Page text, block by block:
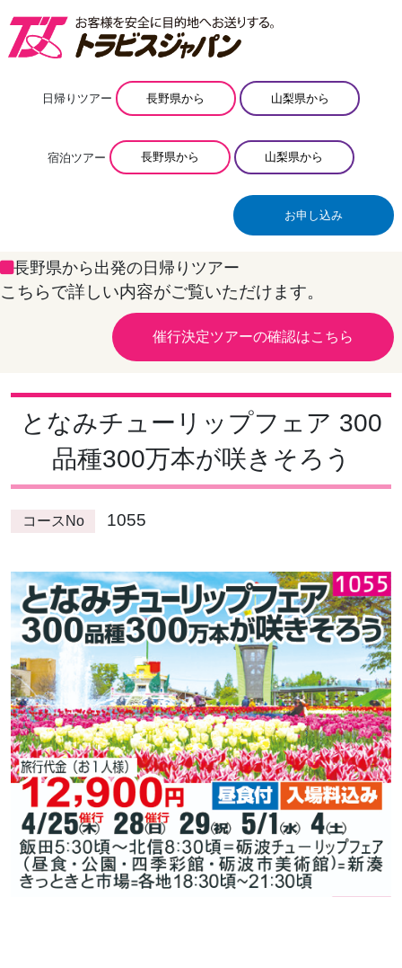
日帰りツアー 長野県から 山梨県から
宿泊ツアー 長野県から 山梨県から
お申し込み
長野県から出発の日帰りツアー
こちらで詳しい内容がご覧いただけます。
催行決定ツアーの確認はこちら
となみチューリップフェア 300
品種300万本が咲きそろう
コースNo 1055